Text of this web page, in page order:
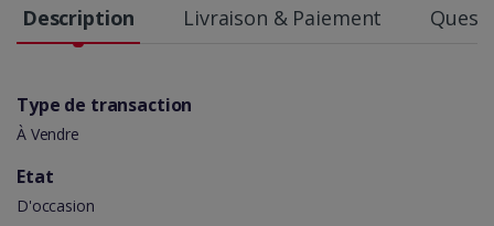
Description Livraison & Paiement
Type de transaction
À Vendre
Etat
D'occasion